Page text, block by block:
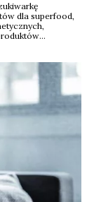
dla superfood,